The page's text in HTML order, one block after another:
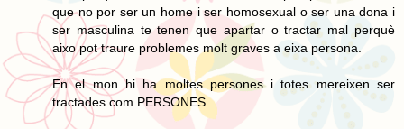
que no por ser un home i ser homosexual o ser una dona i
ser masculina te tenen que apartar o tractar mal perquè
aixo pot traure problemes molt graves a eixa persona.
En el mon hi ha moltes persones i totes mereixen ser
tractades com PERSONES.